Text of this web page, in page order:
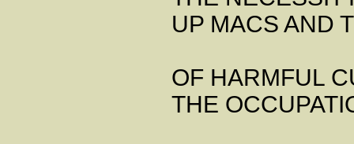
UP MACS AND
OF HARMFUL
THE